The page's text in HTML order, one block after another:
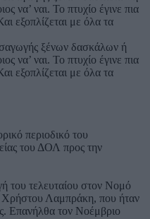
ξένων δασκάλων ή
να’ ναι. Το πτυχίο έγινε πια
εξοπλίζεται με όλα τα
περιοδικό του
του ΔΟΛ προς την
του τελευταίου στον Νομό
Χρήστου Λαμπράκη, που ήταν
Επανήλθα τον Νοέμβριο